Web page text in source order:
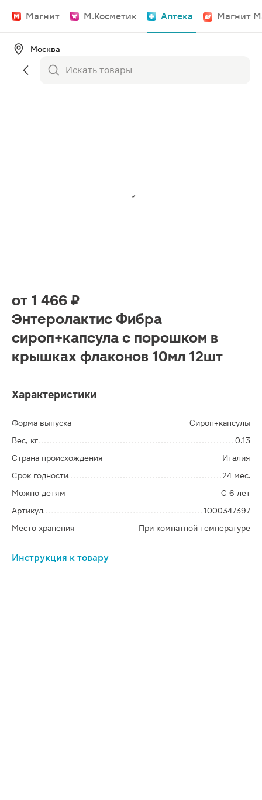
Магнит М.Косметик Аптека Магнит
Москва
от 1 466 ₽
Энтеролактис Фибра
сироп+капсула с порошком в
крышках флаконов 10мл 12шт
Характеристики
Форма выпуска
Сироп+капсулы
Вес, кг
0.13
Страна происхождения
Италия
Срок годности
24 мес.
Можно детям
С 6 лет
Артикул
1000347397
Место хранения
При комнатной температуре
Инструкция к товару